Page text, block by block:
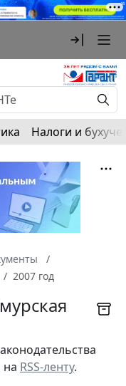
Налоги и
2007 год
на RSS-ленту.